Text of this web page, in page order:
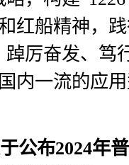
红船精神，
踔厉奋发、笃
内一流的应
公布2024年